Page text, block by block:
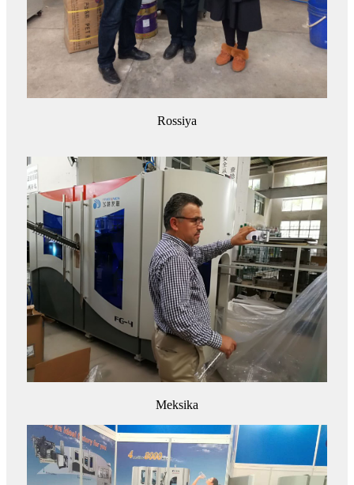
Rossiya
Meksika